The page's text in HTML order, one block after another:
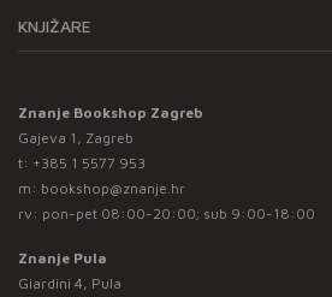
KNJIŽARE
Znanje Bookshop Zagreb
Gajeva 1, Zagreb
t: +385 1 5577 953
m: bookshop@znanje.hr
rv: pon-pet 08:00-20:00; sub 9:00-18:00
Znanje Pula
Giardini 4, Pula